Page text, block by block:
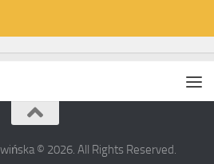
© 2026. All Rights Reserved.